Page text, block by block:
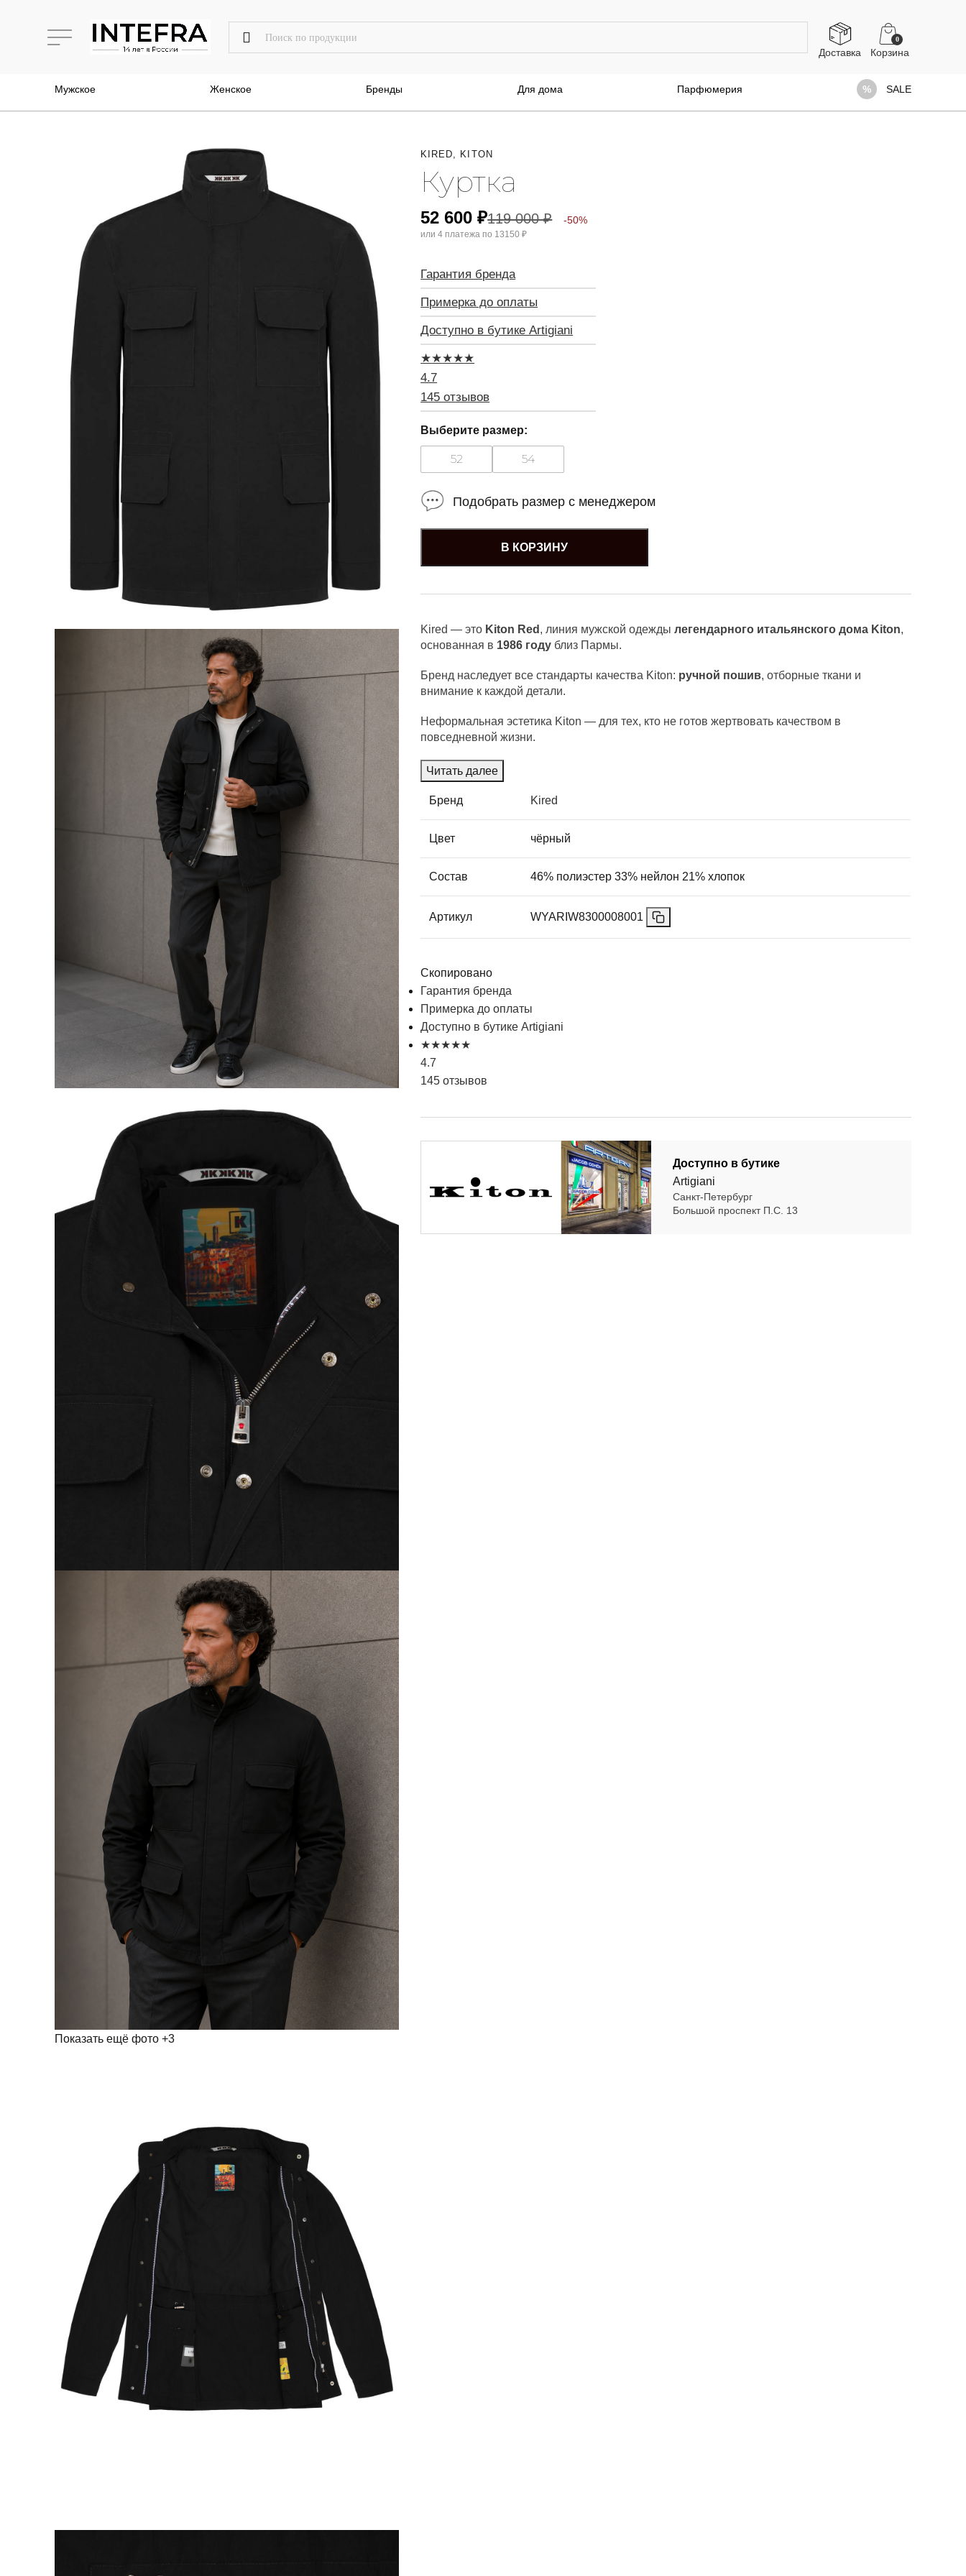
Доставка
0
Мужское Женское Бренды Для дома Парфюмерия SALE
Показать ещё фото +3
KIRED, KITON
Куртка
52 600₽119 000₽ -50%
или 4 платежа по 13150 ₽
Гарантия бренда
Примерка до оплаты
Доступно в бутике Artigiani
★★★★★
4.7
145 отзывов
Kired — это Kiton Red , линия мужской одеждылегендарного итальянского дома Kiton,
основанная в 1986 году близ Пармы.
Бренд наследует все стандарты качества Kiton: ручной пошив, отборные ткани и
внимание к каждой детали.
Неформальная эстетика Kiton — для тех, кто не готов жертвовать качеством в
повседневной жизни.
Читать далее
Бренд Kired
Цвет чёрный
Состав 46% полиэстер 33% нейлон 21% хлопок
Артикул WYARIW8300008001
Скопировано
Гарантия бренда
Примерка до оплаты
Доступно в бутике Artigiani
★★★★★
4.7
145 отзывов
Выберите размер:
52 54
Подобрать размер с менеджером
В КОРЗИНУ
Доступно в бутике
Artigiani
Санкт-Петербург
Большой проспект П.С. 13